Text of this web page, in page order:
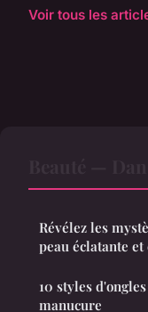
Voir tous les
Révélez les
peau éclatante
10 styles
manucure